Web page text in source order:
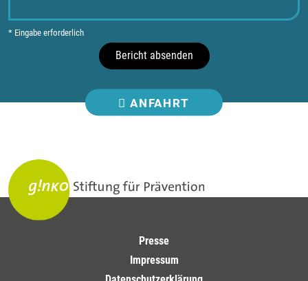
* Eingabe erforderlich
Bericht absenden
ANFAHRT
Presse
Impressum